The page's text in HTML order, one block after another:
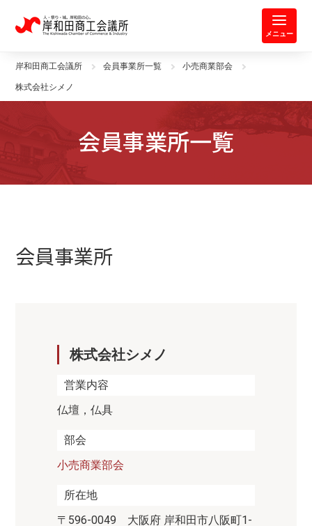
岸和田商工会議所 | 人・祭り・城。
メニュー
岸和田商工会議所 会員事業所一覧 小売商業部会
株式会社シメノ
会員事業所一覧
会員事業所
株式会社シメノ
営業内容
仏壇，仏具
部会
小売商業部会
所在地
〒596-0049 大阪府 岸和田市八阪町1-